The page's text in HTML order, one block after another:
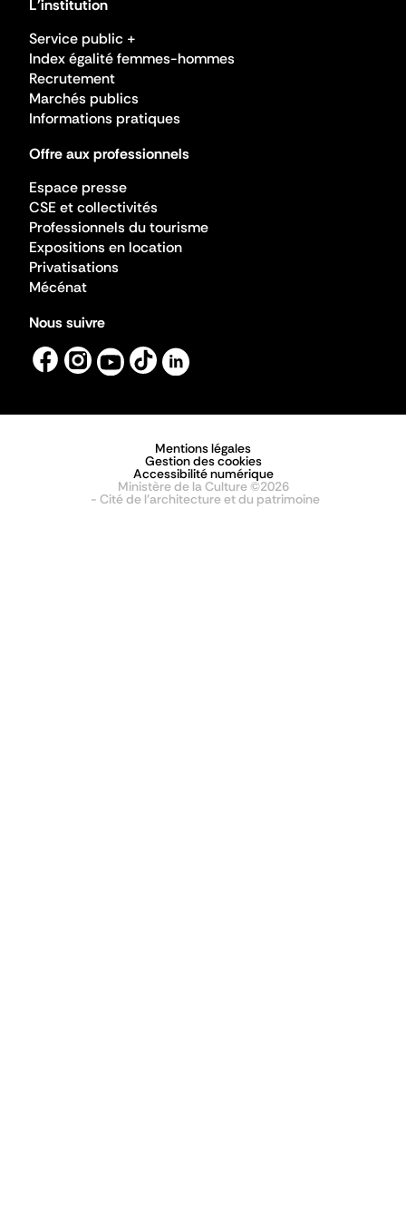
L'institution
Service public +
Index égalité femmes-hommes
Recrutement
Marchés publics
Informations pratiques
Offre aux professionnels
Espace presse
CSE et collectivités
Professionnels du tourisme
Expositions en location
Privatisations
Mécénat
Nous suivre
Mentions légales
Gestion des cookies
Accessibilité numérique
Ministère de la Culture ©2026
- Cité de l'architecture et du patrimoine